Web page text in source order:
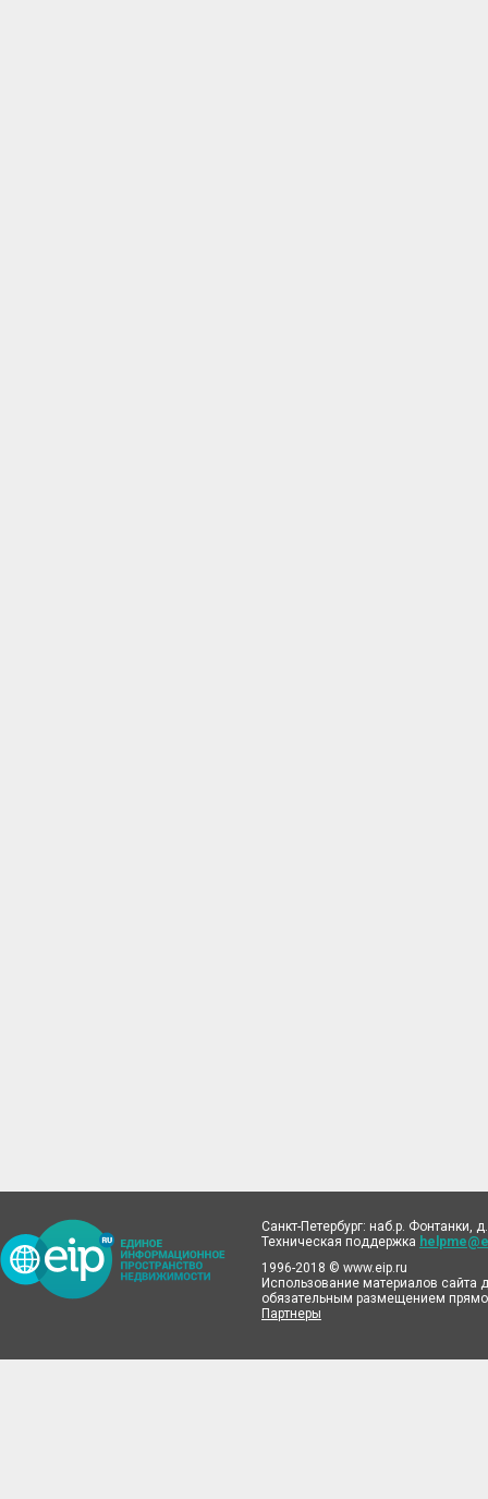
Санкт-Петербург: наб.р. Фонтанки,
Техническая поддержка
1996-2018 © www.eip.ru
Использование материалов сайта
обязательным размещением
Партнеры